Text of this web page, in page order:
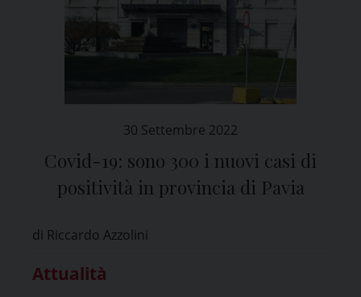
30 Settembre 2022
Covid-19: sono 300 i nuovi casi di
positività in provincia di Pavia
di Riccardo Azzolini
Attualità